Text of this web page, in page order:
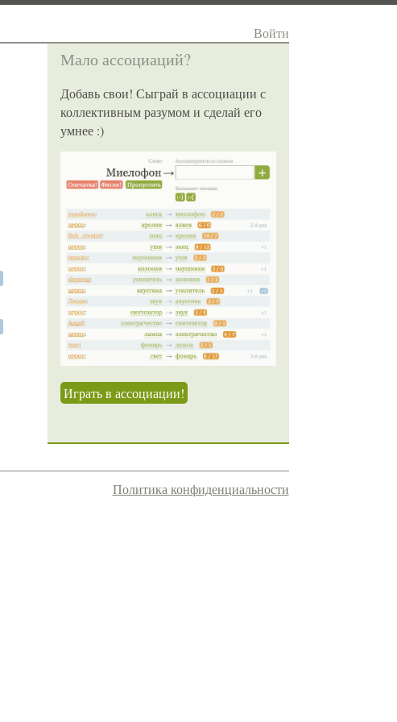
Войти
Мало ассоциаций?
Добавь свои! Сыграй в ассоциации с
коллективным разумом и сделай его
умнее :)
Играть в ассоциации!
Политика конфиденциальности